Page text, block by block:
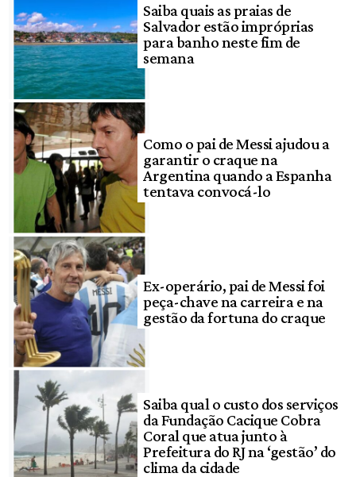
Saiba quais as praias de
Salvador estão impróprias
para banho neste fim de
semana
Como o pai de Messi ajudou a
garantir o craque na
Argentina quando a Espanha
tentava convocá-lo
Ex-operário, pai de Messi foi
peça-chave na carreira e na
gestão da fortuna do craque
Saiba qual o custo dos serviços
da Fundação Cacique Cobra
Coral que atua junto à
Prefeitura do RJ na ‘gestão’ do
clima da cidade